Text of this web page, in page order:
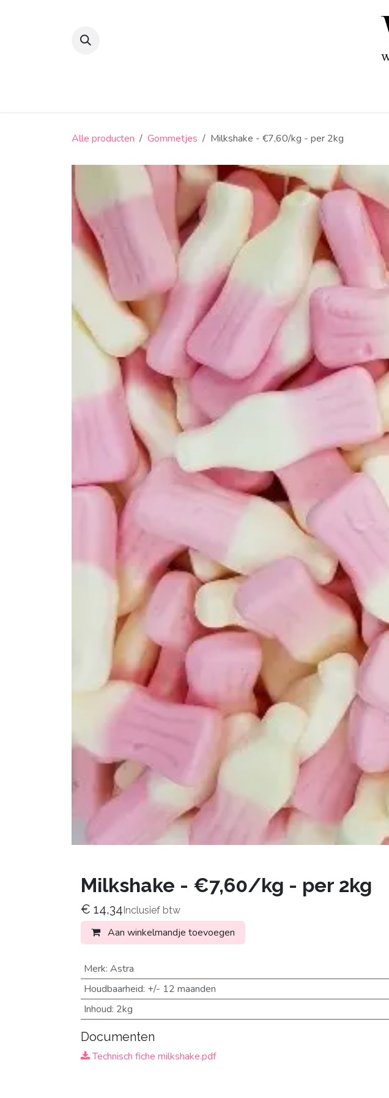
Alle producten Gommetjes Milkshake - €7,60/kg - per 2kg
Milkshake - €7,60/kg - per 2kg
€ 14,34Inclusief btw
Aan winkelmandje toevoegen
Merk: Astra
Houdbaarheid: +/- 12 maanden
Inhoud: 2kg
Documenten
Technisch fiche milkshake.pdf